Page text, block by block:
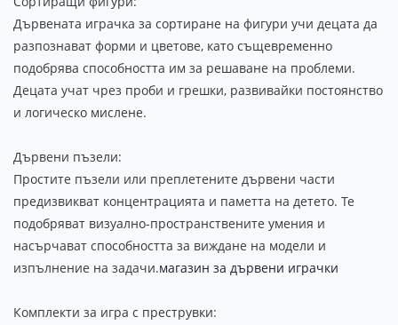
Дървената играчка за сортиране на фигури учи децата да
разпознават форми и цветове, като същевременно
подобрява способността им за решаване на проблеми.
Децата учат чрез проби и грешки, развивайки постоянство
и логическо мислене.
Дървени пъзели:
Простите пъзели или преплетените дървени части
предизвикват концентрацията и паметта на детето. Те
подобряват визуално-пространствените умения и
насърчават способността за виждане на модели и
изпълнение на задачи.магазин за дървени играчки
Комплекти за игра с преструвки: